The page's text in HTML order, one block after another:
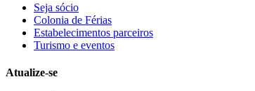
Seja sócio
Colonia de Férias
Estabelecimentos parceiros
Turismo e eventos
Atualize-se